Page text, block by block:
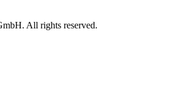
All rights reserved.